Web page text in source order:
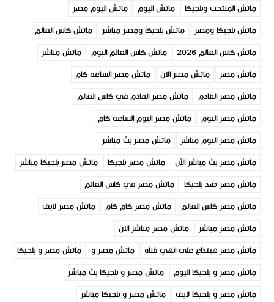
ماتش المنتخب وبلجيكا ماتش اليوم
ماتش اليوم مصر
ماتش بلجيكا ومصر
ماتش بلجيكا ومصر مباشر
ماتش كاس العالم
ماتش كاس العالم 2026
ماتش كاس العالم اليوم
ماتش مباشر
ماتش مصر
ماتش مصر الان
ماتش مصر الساعه كام
ماتش مصر القادم
ماتش مصر القادم في كاس العالم
ماتش مصر اليوم
ماتش مصر اليوم الساعه كام
ماتش مصر اليوم مباشر
ماتش مصر بث مباشر
ماتش مصر بث مباشر الآن
ماتش مصر بلجيكا
ماتش مصر بلجيكا مباشر
ماتش مصر ضد بلجيكا
ماتش مصر في كاس العالم
ماتش مصر كاس العالم
ماتش مصر كام كام
ماتش مصر لايف
ماتش مصر مباشر
ماتش مصر مباشر الان
ماتش مصر هيتذاع على انهي قناه
ماتش مصر و
ماتش مصر و بلجيكا
ماتش مصر و بلجيكا اليوم
ماتش مصر و بلجيكا بث مباشر
ماتش مصر و بلجيكا لايف
ماتش مصر و بلجيكا مباشر